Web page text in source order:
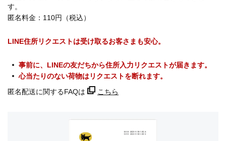
す。
匿名料金：110円（税込）
LINE住所リクエストは受け取るお客さまも安心。
事前に、LINEの友だちから住所入力リクエストが届きます。
心当たりのない荷物はリクエストを断れます。
匿名配送に関するFAQは
こちら